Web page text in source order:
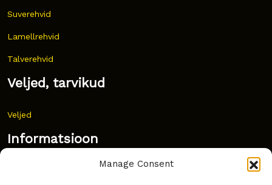
Manage Consent
Suverehvid
Lamellrehvid
Talverehvid
Veljed, tarvikud
Veljed
Informatsioon